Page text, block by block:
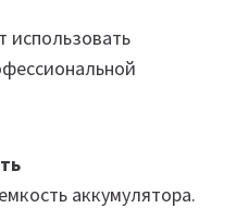
использовать
аккумулятора.